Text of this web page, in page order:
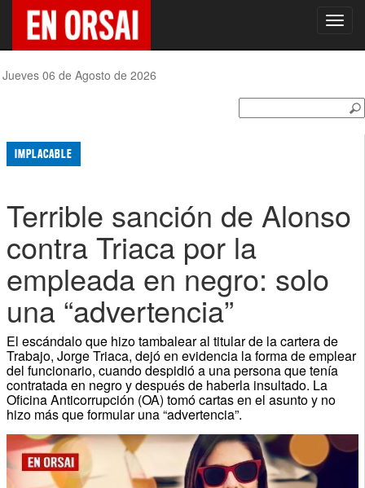
Jueves 06 de Agosto de 2026
IMPLACABLE
Terrible sanción de Alonso
contra Triaca por la
empleada en negro: solo
una “advertencia”
El escándalo que hizo tambalear al titular de la cartera de
Trabajo, Jorge Triaca, dejó en evidencia la forma de emplear
del funcionario, cuando despidió a una persona que tenía
contratada en negro y después de haberla insultado. La
Oficina Anticorrupción (OA) tomó cartas en el asunto y no
hizo más que formular una “advertencia”.